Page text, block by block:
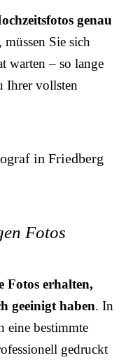
genau
, müssen Sie sich
warten – so lange
Ihrer vollsten
Fotos
Fotos erhalten,
geeinigt haben. In
eine bestimmte
gedruckt